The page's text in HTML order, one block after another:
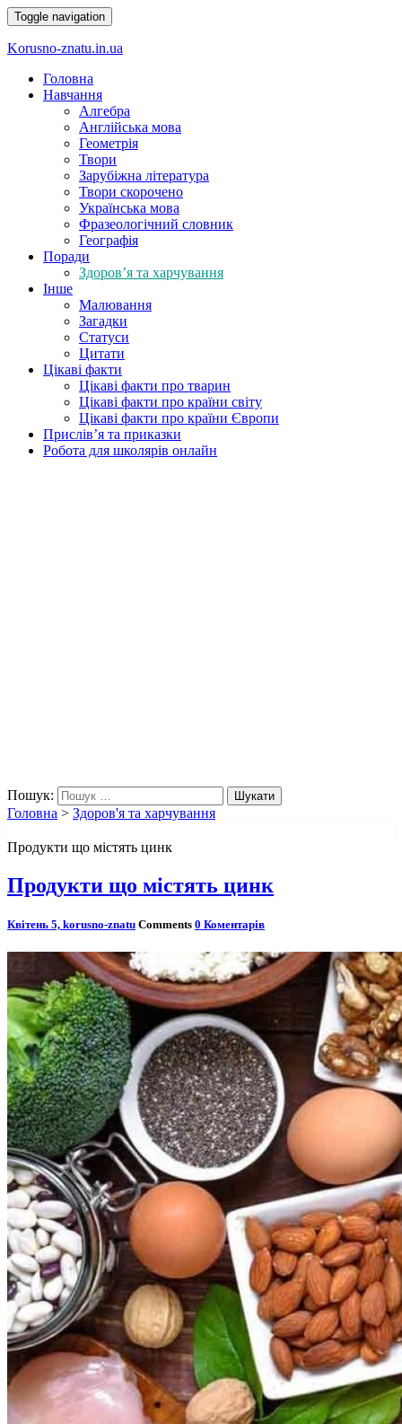
Toggle navigation
Korusno-znatu.in.ua
Головна
Навчання
Алгебра
Англійська мова
Геометрія
Твори
Зарубіжна література
Твори скорочено
Українська мова
Фразеологічний словник
Географія
Поради
Здоров’я та харчування
Інше
Малювання
Загадки
Статуси
Цитати
Цікаві факти
Цікаві факти про тварин
Цікаві факти про країни світу
Цікаві факти про країни Європи
Прислів’я та приказки
Робота для школярів онлайн
Пошук: Шукати
Головна > Здоров'я та харчування
Продукти що містять цинк
Продукти що містять цинк
Квітень 5, korusno-znatu Comments 0 Коментарів